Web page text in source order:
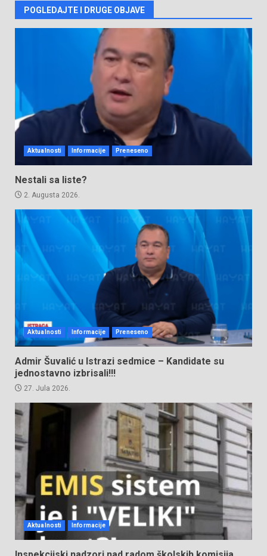
POGLEDAJTE I DRUGE OBJAVE
Aktualnosti Informacije Preneseno
Nestali sa liste?
2. Augusta 2026.
Aktualnosti Informacije Preneseno
Admir Šuvalić u Istrazi sedmice – Kandidate su
jednostavno izbrisali!!!
27. Jula 2026.
Aktualnosti Informacije